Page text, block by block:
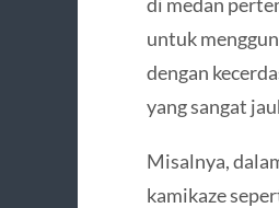
untuk
dengan
yang sangat
Misalnya,
kamikaze